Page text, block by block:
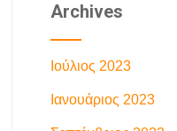
Archives
Ιούλιος 2023
Ιανουάριος 2023